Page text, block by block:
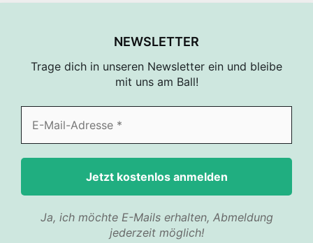
NEWSLETTER
Trage dich in unseren Newsletter ein und bleibe
mit uns am Ball!
Ja, ich möchte E-Mails erhalten, Abmeldung
jederzeit möglich!